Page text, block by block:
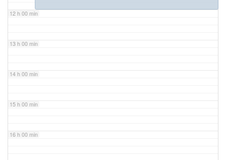
12 h 00 min
13 h 00 min
14 h 00 min
15 h 00 min
16 h 00 min